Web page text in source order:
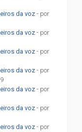
da voz - por
da voz - por
da voz - por
da voz - por
da voz - por
da voz - por
da voz - por